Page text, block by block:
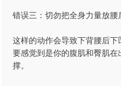
错误三：切勿把全身力量放腰
这样的动作会导致下背腰后
要感觉到是你的腹肌和臀肌
撑。